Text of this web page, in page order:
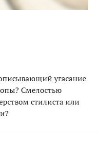
угасание
Смелостью
стилиста или